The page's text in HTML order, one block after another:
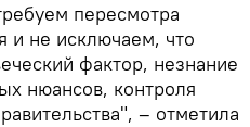
пересмотра
и не исключаем, что
фактор, незнание
нюансов, контроля
– отметила